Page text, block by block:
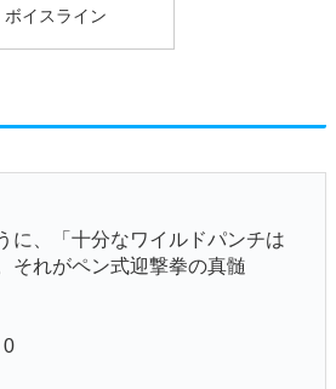
ボイスライン
に、「十分なワイルドパンチは
それがペン式迎撃拳の真髄
0